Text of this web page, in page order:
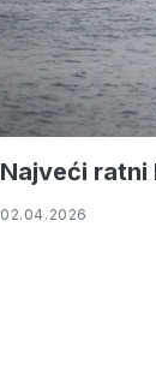
Najveći ratni
02.04.2026